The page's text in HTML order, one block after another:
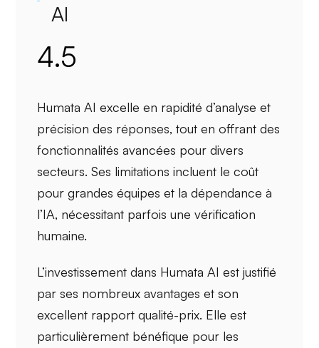
AI
4.5
Humata AI excelle en rapidité d’analyse et
précision des réponses, tout en offrant des
fonctionnalités avancées pour divers
secteurs. Ses limitations incluent le coût
pour grandes équipes et ladépendance à
l’IA, nécessitant parfois une vérification
humaine.
L’investissement dans Humata AI est justifié
par ses nombreux avantages et son
excellent rapport qualité-prix. Elle est
particulièrement bénéfique pour les